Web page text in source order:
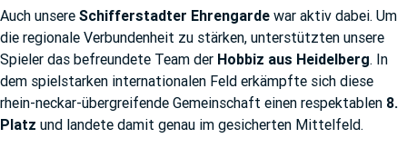
Auch unsere Schifferstadter Ehrengarde war aktiv dabei. Um
die regionale Verbundenheit zu stärken, unterstützten unsere
Spieler das befreundete Team der Hobbiz aus Heidelberg. In
dem spielstarken internationalen Feld erkämpfte sich diese
rhein-neckar-übergreifende Gemeinschaft einen respektablen 8.
Platz und landete damit genau im gesicherten Mittelfeld.